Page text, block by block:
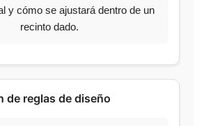
y cómo se ajustará dentro de un
recinto dado.
de reglas de diseño